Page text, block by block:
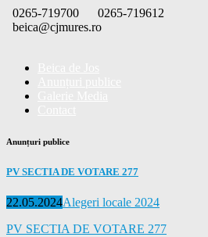
Skip
to
0265-719700
0265-719612
beica@cjmures.ro
Anunțuri publice
PV SECTIA DE VOTARE 277
Posted
22.05.2024Categories
Alegeri locale 2024
PV SECTIA DE VOTARE 277